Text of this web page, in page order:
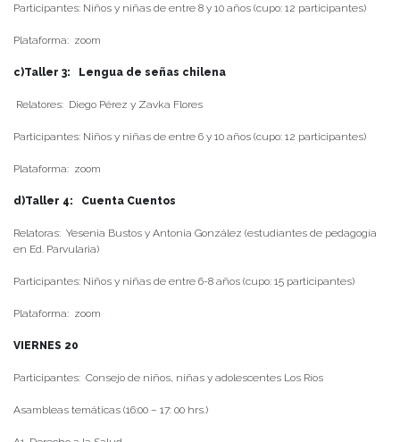
Participantes: Niños y niñas de entre 8 y 10 años (cupo: 12 participantes)
Plataforma: zoom
c)Taller 3: Lengua de señas chilena
Relatores: Diego Pérez y Zavka Flores
Participantes: Niños y niñas de entre 6 y 10 años (cupo: 12 participantes)
Plataforma: zoom
d)Taller 4: Cuenta Cuentos
Relatoras: Yesenia Bustos y Antonia González (estudiantes de pedagogía
en Ed. Parvularia)
Participantes: Niños y niñas de entre 6-8 años (cupo: 15 participantes)
Plataforma: zoom
VIERNES 20
Participantes: Consejo de niños, niñas y adolescentes Los Ríos
Asambleas temáticas (16:00 – 17: 00 hrs.)